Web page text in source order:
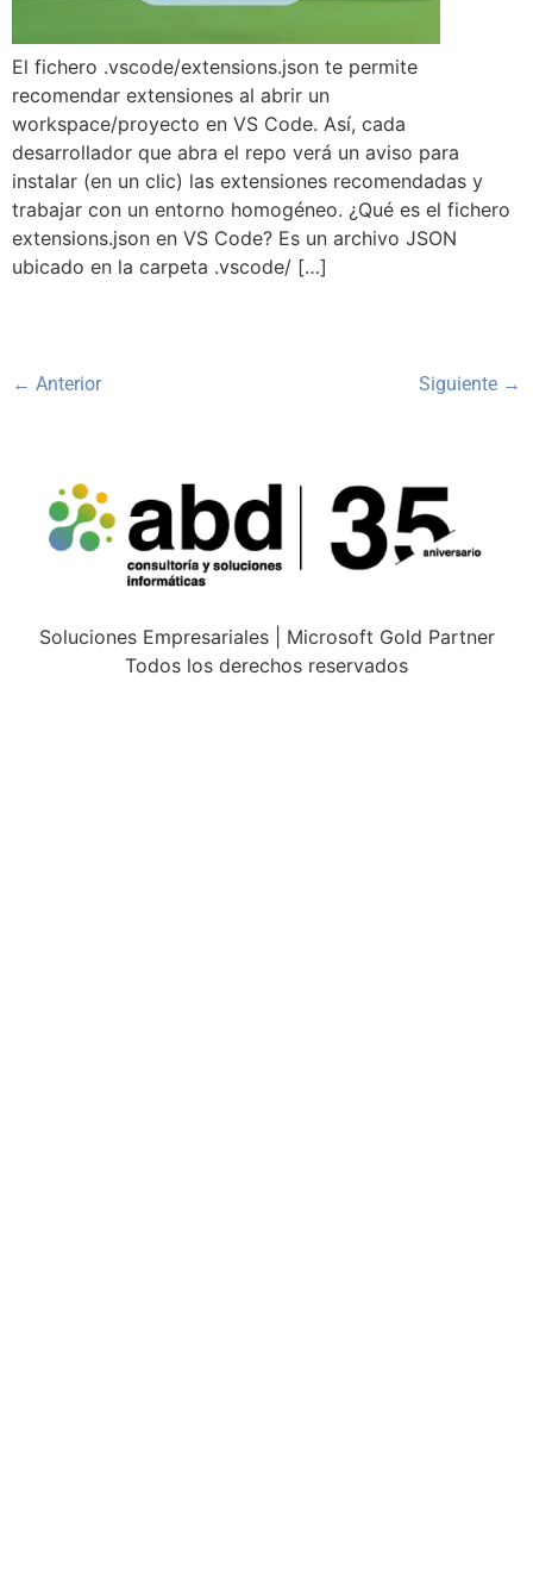
El fichero .vscode/extensions.json te permite
recomendar extensiones al abrir un
workspace/proyecto en VS Code. Así, cada
desarrollador que abra el repo verá un aviso para
instalar (en un clic) las extensiones recomendadas y
trabajar con un entorno homogéneo. ¿Qué es el fichero
extensions.json en VS Code? Es un archivo JSON
ubicado en la carpeta .vscode/ […]
← Anterior Siguiente →
Soluciones Empresariales | Microsoft Gold Partner
Todos los derechos reservados